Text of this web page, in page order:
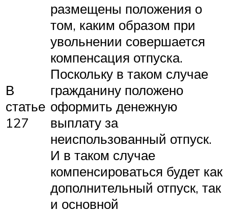
В
статье
127
размещены положения о
том, каким образом при
увольнении совершается
компенсация отпуска.
Поскольку в таком случае
гражданину положено
оформить денежную
выплату за
неиспользованный отпуск.
И в таком случае
компенсироваться будет как
дополнительный отпуск, так
и основной